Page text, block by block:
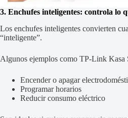
3. Enchufes inteligentes: controla lo
Los enchufes inteligentes convierten
“inteligente”.
Algunos ejemplos como TP-Link Kasa
Encender o apagar
Programar horarios
Reducir consumo eléctrico